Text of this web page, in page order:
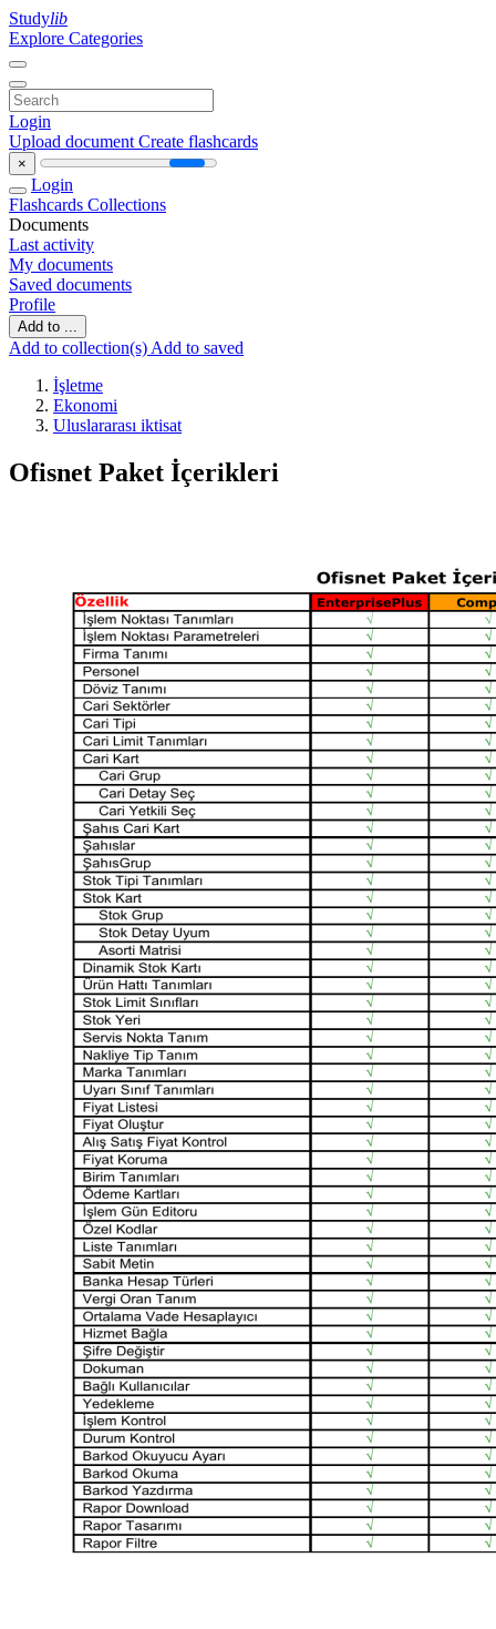
Studylib
Explore Categories
Login
Upload document Create flashcards
×
Login
Flashcards Collections
Documents
Last activity
My documents
Saved documents
Profile
Add to ...
Add to collection(s) Add to saved
İşletme
Ekonomi
Uluslararası iktisat
Ofisnet Paket İçerikleri